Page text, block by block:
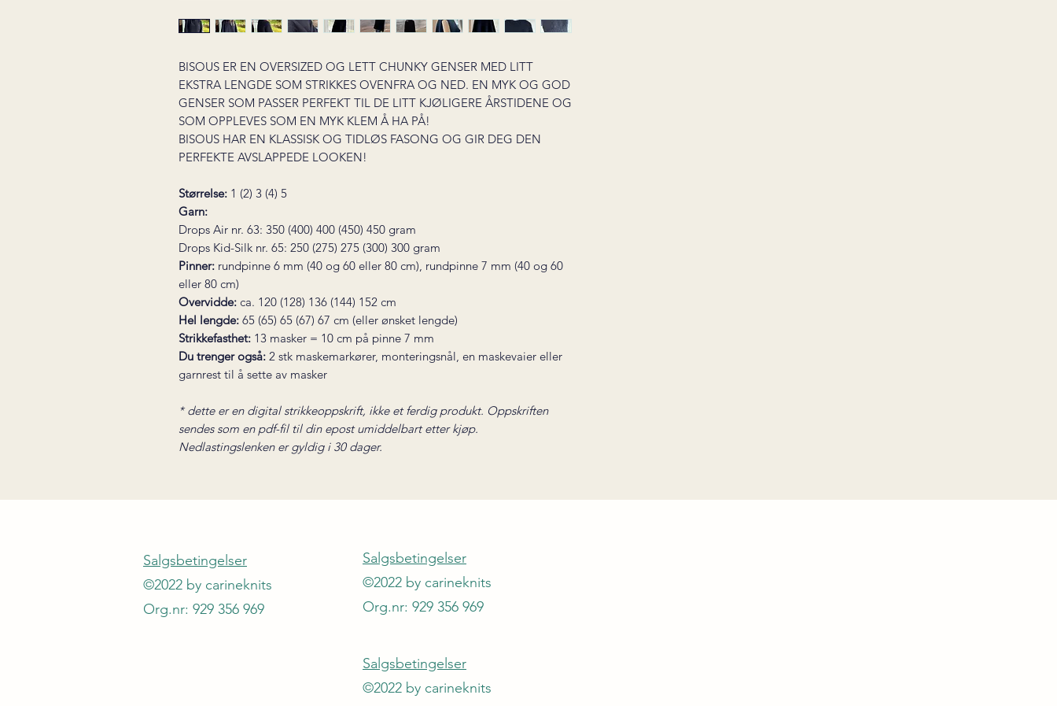
BISOUS ER EN OVERSIZED OG LETT CHUNKY GENSER MED LITT
EKSTRA LENGDE SOM STRIKKES OVENFRA OG NED. EN MYK OG GOD
GENSER SOM PASSER PERFEKT TIL DE LITT KJØLIGERE ÅRSTIDENE OG
SOM OPPLEVES SOM EN MYK KLEM Å HA PÅ!
BISOUS HAR EN KLASSISK OG TIDLØS FASONG OG GIR DEG DEN
PERFEKTE AVSLAPPEDE LOOKEN!
Størrelse: 1 (2) 3 (4) 5
Garn:
Drops Air nr. 63: 350 (400) 400 (450) 450 gram
Drops Kid-Silk nr. 65: 250 (275) 275 (300) 300 gram
Pinner: rundpinne 6 mm (40 og 60 eller 80 cm), rundpinne 7 mm (40 og 60
eller 80 cm)
Overvidde: ca. 120 (128) 136 (144) 152 cm
Hel lengde: 65 (65) 65 (67) 67 cm (eller ønsket lengde)
Strikkefasthet: 13 masker = 10 cm på pinne 7 mm
Du trenger også: 2 stk maskemarkører, monteringsnål, en maskevaier eller
garnrest til å sette av masker
* dette er en digital strikkeoppskrift, ikke et ferdig produkt. Oppskriften
sendes som en pdf-fil til din epost umiddelbart etter kjøp.
Nedlastingslenken er gyldig i 30 dager.
Salgsbetingelser
©2022 by carineknits
Org.nr: 929 356 969
Salgsbetingelser
©2022 by carineknits
Org.nr: 929 356 969
Salgsbetingelser
©2022 by carineknits